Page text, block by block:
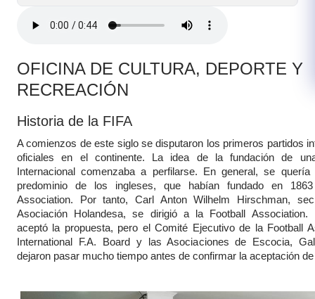
OFICINA DE CULTURA, DEPORTE Y
RECREACIÓN
Historia de la FIFA
A comienzos de este siglo se disputaron los primeros partidos
oficiales en el continente. La idea de la fundación de
Internacional comenzaba a perfilarse. En general, se
predominio de los ingleses, que habían fundado en
Association. Por tanto, Carl Anton Wilhelm Hirschman,
Asociación Holandesa, se dirigió a la Football Association.
aceptó la propuesta, pero el Comité Ejecutivo de la Football
International F.A. Board y las Asociaciones de Escocia,
dejaron pasar mucho tiempo antes de confirmar la aceptación